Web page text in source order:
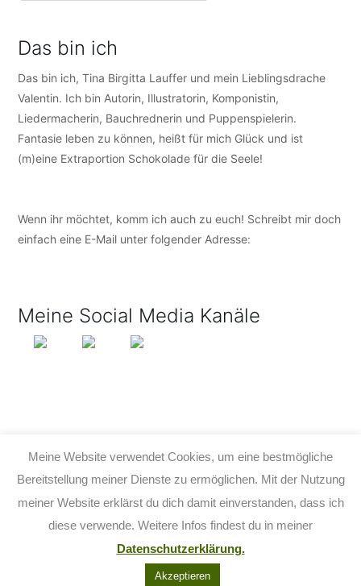
Das bin ich
Das bin ich, Tina Birgitta Lauffer und mein Lieblingsdrache
Valentin. Ich bin Autorin, Illustratorin, Komponistin,
Liedermacherin, Bauchrednerin und Puppenspielerin.
Fantasie leben zu können, heißt für mich Glück und ist
(m)eine Extraportion Schokolade für die Seele!
Wenn ihr möchtet, komm ich auch zu euch! Schreibt mir doch
einfach eine E-Mail unter folgender Adresse:
Meine Social Media Kanäle
FACEBOOK
YOUTUBE
INSTAGRAM
Meine Website verwendet Cookies, um eine bestmögliche
Bereitstellung meiner Dienste zu ermöglichen. Mit der Nutzung
meiner Website erklärst du dich damit einverstanden, dass ich
diese verwende. Weitere Infos findest du in meiner
Datenschutzerklärung.
Akzeptieren